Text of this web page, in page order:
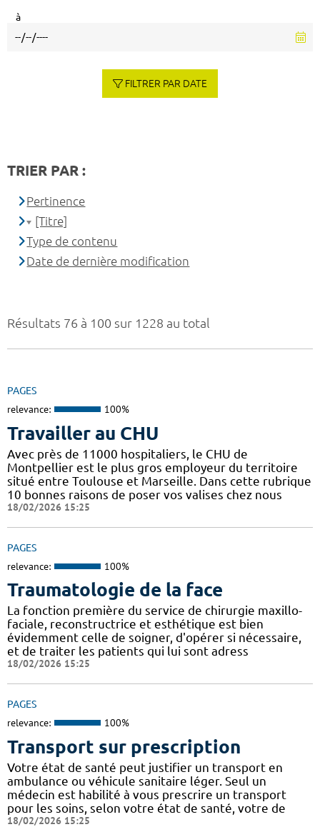
Résultats 76 à 100 sur 1228 au total
PAGES
relevance: 100%
Travailler au CHU
Avec près de 11000 hospitaliers, le CHU de
Montpellier est le plus gros employeur du territoire
situé entre Toulouse et Marseille. Dans cette rubrique
10 bonnes raisons de poser vos valises chez nous
18/02/2026 15:25
PAGES
relevance: 100%
Traumatologie de la face
La fonction première du service de chirurgie maxillo-
faciale, reconstructrice et esthétique est bien
évidemment celle de soigner, d'opérer si nécessaire,
et de traiter les patients qui lui sont adress
18/02/2026 15:25
PAGES
relevance: 100%
Transport sur prescription
Votre état de santé peut justifier un transport en
ambulance ou véhicule sanitaire léger. Seul un
médecin est habilité à vous prescrire un transport
pour les soins, selon votre état de santé, votre de
18/02/2026 15:25
à
FILTRER PAR DATE
TRIER PAR :
Pertinence
[Titre]
Type de contenu
Date de dernière modification